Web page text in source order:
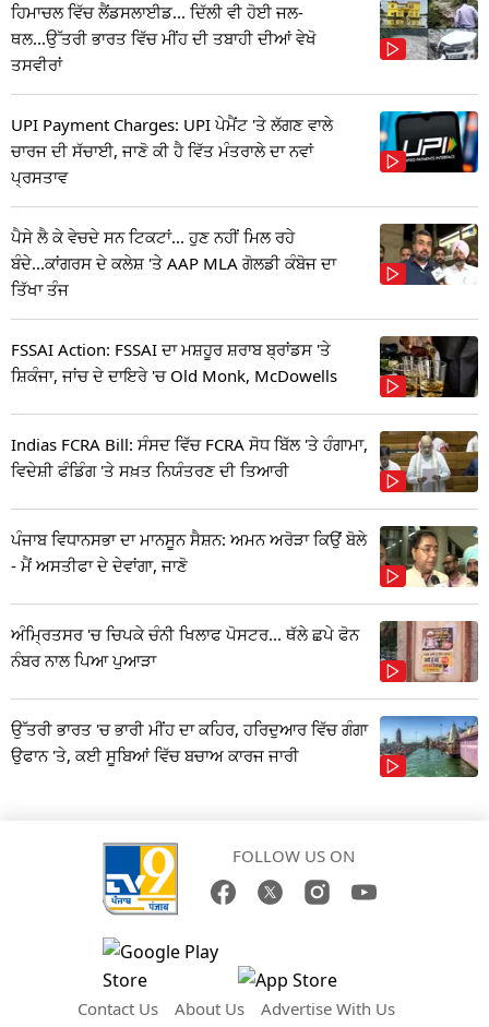
ਹਿਮਾਚਲ ਵਿੱਚ ਲੈਂਡਸਲਾਈਡ... ਦਿੱਲੀ ਵੀ ਹੋਈ ਜਲ-
ਥਲ...ਉੱਤਰੀ ਭਾਰਤ ਵਿੱਚ ਮੀਂਹ ਦੀ ਤਬਾਹੀ ਦੀਆਂ ਵੇਖੋ
ਤਸਵੀਰਾਂ
UPI Payment Charges: UPI ਪੇਮੈਂਟ 'ਤੇ ਲੱਗਣ ਵਾਲੇ
ਚਾਰਜ ਦੀ ਸੱਚਾਈ, ਜਾਣੋ ਕੀ ਹੈ ਵਿੱਤ ਮੰਤਰਾਲੇ ਦਾ ਨਵਾਂ
ਪ੍ਰਸਤਾਵ
ਪੈਸੇ ਲੈ ਕੇ ਵੇਚਦੇ ਸਨ ਟਿਕਟਾਂ... ਹੁਣ ਨਹੀਂ ਮਿਲ ਰਹੇ
ਬੰਦੇ...ਕਾਂਗਰਸ ਦੇ ਕਲੇਸ਼ 'ਤੇ AAP MLA ਗੋਲਡੀ ਕੰਬੋਜ ਦਾ
ਤਿੱਖਾ ਤੰਜ
FSSAI Action: FSSAI ਦਾ ਮਸ਼ਹੂਰ ਸ਼ਰਾਬ ਬ੍ਰਾਂਡਸ 'ਤੇ
ਸ਼ਿਕੰਜਾ, ਜਾਂਚ ਦੇ ਦਾਇਰੇ 'ਚ Old Monk, McDowells
Indias FCRA Bill: ਸੰਸਦ ਵਿੱਚ FCRA ਸੋਧ ਬਿੱਲ 'ਤੇ ਹੰਗਾਮਾ,
ਵਿਦੇਸ਼ੀ ਫੰਡਿੰਗ 'ਤੇ ਸਖ਼ਤ ਨਿਯੰਤਰਣ ਦੀ ਤਿਆਰੀ
ਪੰਜਾਬ ਵਿਧਾਨਸਭਾ ਦਾ ਮਾਨਸੂਨ ਸੈਸ਼ਨ: ਅਮਨ ਅਰੋੜਾ ਕਿਉਂ ਬੋਲੇ
- ਮੈਂ ਅਸਤੀਫਾ ਦੇ ਦੇਵਾਂਗਾ, ਜਾਣੋ
ਅੰਮ੍ਰਿਤਸਰ 'ਚ ਚਿਪਕੇ ਚੰਨੀ ਖਿਲਾਫ ਪੋਸਟਰ... ਥੱਲੇ ਛਪੇ ਫੋਨ
ਨੰਬਰ ਨਾਲ ਪਿਆ ਪੁਆੜਾ
ਉੱਤਰੀ ਭਾਰਤ 'ਚ ਭਾਰੀ ਮੀਂਹ ਦਾ ਕਹਿਰ, ਹਰਿਦੁਆਰ ਵਿੱਚ ਗੰਗਾ
ਉਫਾਨ 'ਤੇ, ਕਈ ਸੂਬਿਆਂ ਵਿੱਚ ਬਚਾਅ ਕਾਰਜ ਜਾਰੀ
FOLLOW US ON
Contact Us About Us Advertise With Us